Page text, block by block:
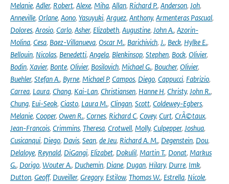
Melanie, Adler, Robert, Alexe, Miha, Allan, Richard P., Anderson, Joh,
Anneville, Orlane, Aono, Yasuyuki, Arguez, Anthony, Armenteras Pascual,
Dolores, Arosio, Carlo, Asher, Elizabeth, Augustine, John A., Azorin-
Molina, Cesa, Baez-Villanueva, Oscar M., Barichivich, J., Beck, Hylke E.,
Bellouin, Nicolas, Benedetti, Angela, Blenkinsop, Stephen, Bock, Olivier,
Bodin, Xavier, Bonte, Olivier, Bosilovich, Michael G., Boucher, Olivier,
Buehler, Stefan A., Byrne, Michael P, Campos, Diego, Cappucci, Fabrizio,
Carrea, Laura, Chang, Kai-Lan, Christiansen, Hanne H, Christy, John R.,
Chung, Eui-Seok, Ciasto, Laura M., Clingan, Scott, Coldewey-Egbers,
Melanie, Cooper, Owen R., Cornes, Richard C, Covey, Curt, CrÃ©taux,
Jean-Francois, Crimmins, Theresa, Crotwell, Molly, Culpepper, Joshua,
Cusicanqui, Diego, Davis, Sean, de Jeu, Richard A. M., Degenstein, Dou,
Delaloye, Reynald, DiGangi, Elizabet, Dokulil, Martin T., Donat, Markus
G., Dorigo, Wouter A., Duchemin, Diane, Dugan, Hilary, Durre, Imk,
Dutton, Geoff, Duveiller, Gregory, Estilow, Thomas W., Estrella, Nicole,